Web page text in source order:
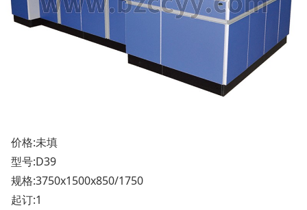
价格:未填
型号:D39
规格:3750x1500x850/1750
起订:1